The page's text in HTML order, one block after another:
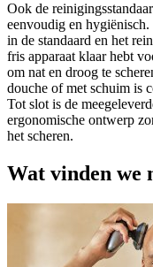
Ook de
eenvoudig en hygiënisch.
in de standaard en het
fris apparaat klaar hebt
om nat en droog te
douche of met schuim is
Tot slot is de
ergonomische ontwerp
het scheren.
Wat vinden we